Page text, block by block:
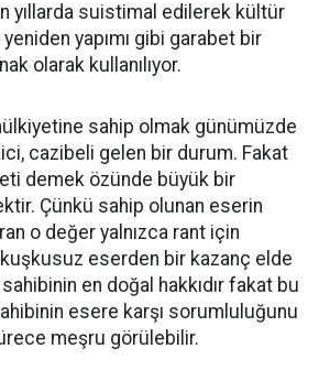
yıllarda suistimal edilerek kültür
yeniden yapımı gibi garabet bir
olarak kullanılıyor.
sahip olmak günümüzde
cazibeli gelen bir durum. Fakat
demek özünde büyük bir
Çünkü sahip olunan eserin
o değer yalnızca rant için
kuşkusuz eserden bir kazanç elde
en doğal hakkıdır fakat bu
esere karşı sorumluluğunu
meşru görülebilir.